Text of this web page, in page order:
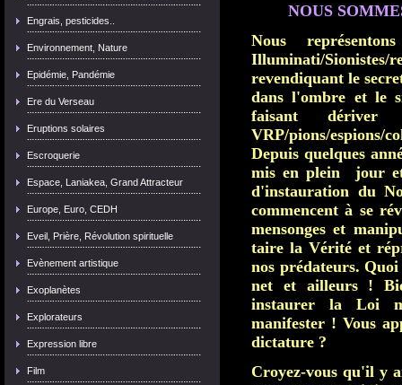
Engrais, pesticides..
Environnement, Nature
Epidémie, Pandémie
Ere du Verseau
Eruptions solaires
Escroquerie
Espace, Laniakea, Grand Attracteur
Europe, Euro, CEDH
Eveil, Prière, Révolution spirituelle
Evènement artistique
Exoplanètes
Explorateurs
Expression libre
Film
NOUS
Nous
Illuminati/
revendiquant le
dans l'ombre et le
faisant
VRP/pions/espions/
Depuis quelques
mis en plein jour et
d'instauration du
commencent à se
mensonges et
taire la Vérité et
nos prédateurs.
net et ailleurs !
instaurer la Loi
manifester ! Vous
dictature ?
Croyez-vous qu'il y